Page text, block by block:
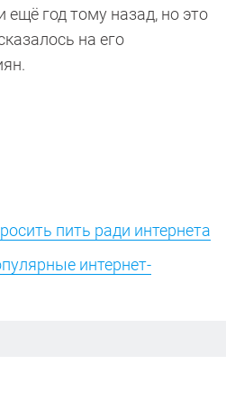
год тому назад, но это
на его
пить ради интернета
интернет-